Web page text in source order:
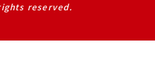
reserved.